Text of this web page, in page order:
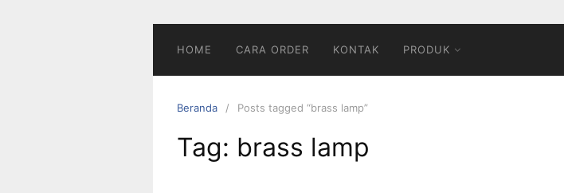
HOME CARA ORDER KONTAK PRODUK
Beranda Posts tagged “brass lamp”
Tag: brass lamp